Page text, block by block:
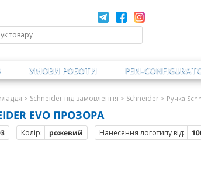
УМОВИ РОБОТИ PEN-
> Schneider під замовлення > Schneider > Ручка
EVO ПРОЗОРА
Колір: рожевий Нанесення логотипу від: